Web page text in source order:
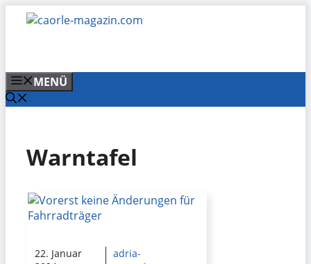
Zum
Inhalt
MENÜ
Warntafel
22. Januar
adria-